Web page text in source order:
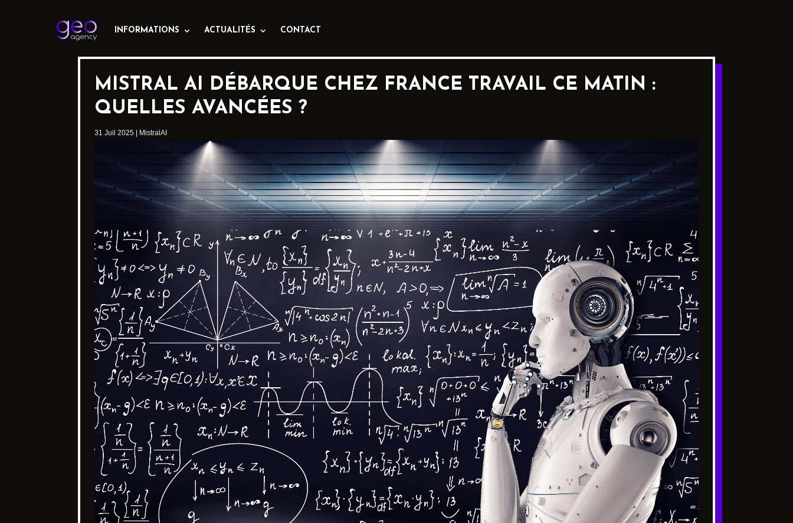
INFORMATIONS ACTUALITÉS CONTACT
MISTRAL AI DÉBARQUE CHEZ FRANCE TRAVAIL CE MATIN :
QUELLES AVANCÉES ?
31 Juil 2025 MistralAI